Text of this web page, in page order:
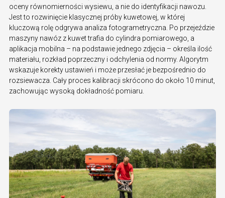
oceny równomierności wysiewu, a nie do identyfikacji nawozu.
Jest to rozwinięcie klasycznej próby kuwetowej, w której
kluczową rolę odgrywa analiza fotogrametryczna. Po przejeździe
maszyny nawóz z kuwet trafia do cylindra pomiarowego, a
aplikacja mobilna – na podstawie jednego zdjęcia – określa ilość
materiału, rozkład poprzeczny i odchylenia od normy. Algorytm
wskazuje korekty ustawień i może przesłać je bezpośrednio do
rozsiewacza. Cały proces kalibracji skrócono do około 10 minut,
zachowując wysoką dokładność pomiaru.